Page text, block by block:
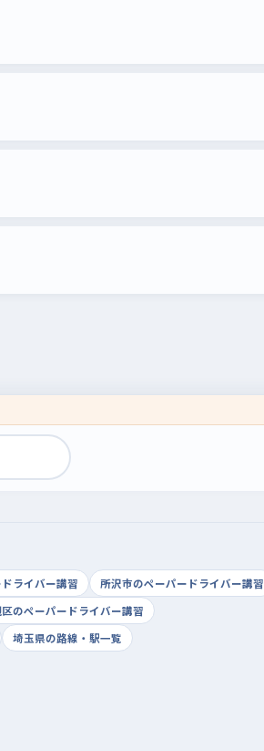
ライバー講習
所沢市のペーパードライバー講習
のペーパードライバー講習
埼玉県の路線・駅一覧